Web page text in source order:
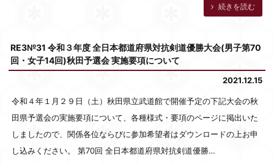
続きを読む
RE3№31 令和３年度 全日本都道府県対抗剣道優勝大会(男子第70
回・女子14回)秋田予選会 実施要項について
2021.12.15
令和４年１月２９日（土）秋田県立武道館で開催予定の下記大会の秋
田県予選会の実施要項について、各種様式・要項のページに掲出いた
しましたので、関係各位ならびに参加希望者はダウンロードの上お申
し込みください。 第70回 全日本都道府県対抗剣道優勝…